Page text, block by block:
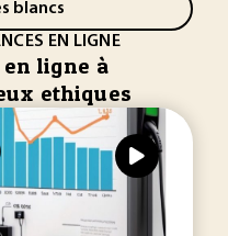
blancs
EN LIGNE
ligne à
ethiques